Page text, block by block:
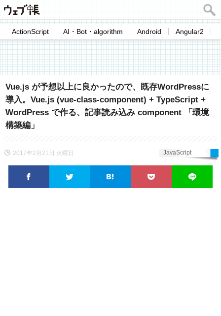
ActionScript AI・Bot・algorithm Android Angular2
Vue.js が予想以上に良かったので、既存WordPressに
導入。Vue.js (vue-class-component) + TypeScript +
WordPress で作る、記事読み込み component 「環境
構築編」
2017年2月21日 火曜日 JavaScript